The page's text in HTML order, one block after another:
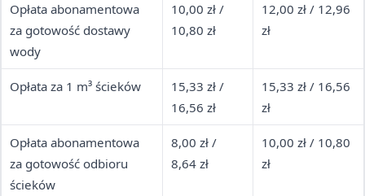
Opłata abonamentowa
za gotowość dostawy
wody
10,00 zł /
10,80 zł
12,00 zł / 12,96
zł
Opłata za 1 m³ ścieków
15,33 zł /
16,56 zł
15,33 zł / 16,56
zł
Opłata abonamentowa
za gotowość odbioru
ścieków
8,00 zł /
8,64 zł
10,00 zł / 10,80
zł